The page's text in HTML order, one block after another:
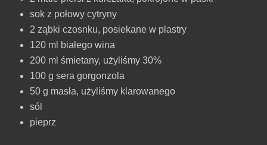
sok z połowy cytryny
2 ząbki czosnku, posiekane w plastry
120 ml białego wina
200 ml śmietany, użyliśmy 30%
100 g sera gorgonzola
50 g masła, użyliśmy klarowanego
sól
pieprz